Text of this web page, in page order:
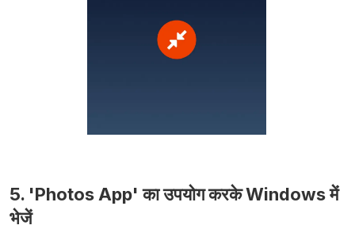
5. 'Photos App' का उपयोग करके Windows में
भेजें